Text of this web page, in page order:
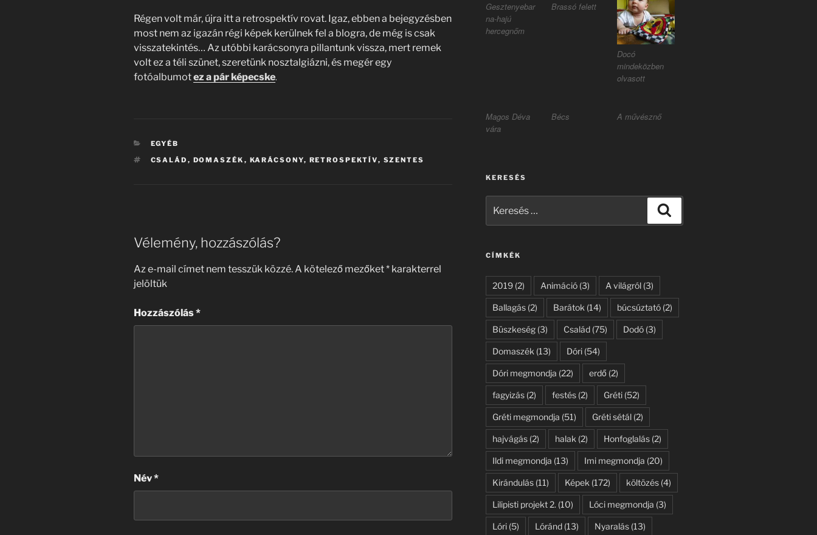
Régen volt már, újra itt a retrospektív rovat. Igaz, ebben a bejegyzésben
most nem az igazán régi képek kerülnek fel a blogra, de még is csak
visszatekintés… Az utóbbi karácsonyra pillantunk vissza, mert remek
volt ez a téli szünet, szeretünk nosztalgiázni, és megér egy
fotóalbumotez a pár képecske.
KATEGÓRIÁK
EGYÉB
CÍMKÉK
CSALÁD , DOMASZÉK , KARÁCSONY, RETROSPEKTÍV, SZENTES
Vélemény, hozzászólás?
Az e-mail címet nem tesszük közzé. A kötelező mezőket* karakterrel
jelöltük
Hozzászólás*
Név*
Gesztenyebar
na-hajú
hercegnőm
Brassó felett
Docó
mindeközben
olvasott
Magos Déva
vára
Bécs A művésznő
KERESÉS
következő
CÍMKÉK
2019(2) Animáció(3) A világról(3)
Ballagás(2) Barátok (14) búcsúztató(2)
Büszkeség(3) Család(75) Dodó(3)
Domaszék (13) Dóri(54)
Dóri megmondja (22) erdő (2)
fagyizás(2) festés(2) Gréti(52)
Gréti megmondja (51) Gréti sétál(2)
hajvágás(2) halak (2) Honfoglalás(2)
Ildi megmondja (13) Imi megmondja (20)
Kirándulás(11) Képek (172) költözés(4)
Lilipisti projekt 2. (10) Lóci megmondja (3)
Lóri(5) Lóránd(13) Nyaralás(13)